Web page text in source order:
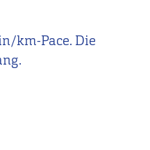
km-Pace. Die